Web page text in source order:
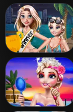
Wanna Be Pretty
Bride
Girls Surf
Contest